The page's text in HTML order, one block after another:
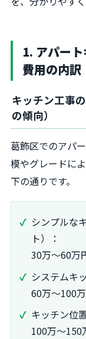
1. アパー
費用の内訳
キッチン工事
の傾向）
葛飾区でのアパ
模やグレードに
下の通りです。
シンプルな
ト）：
30万～60万
システムキ
60万～100
キッチン位
100万～150